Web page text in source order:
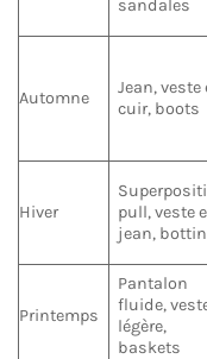
sandales
Automne
Jean, veste
cuir, boots
Hiver
pull, veste
jean,
Printemps
Pantalon
fluide,
légère,
baskets